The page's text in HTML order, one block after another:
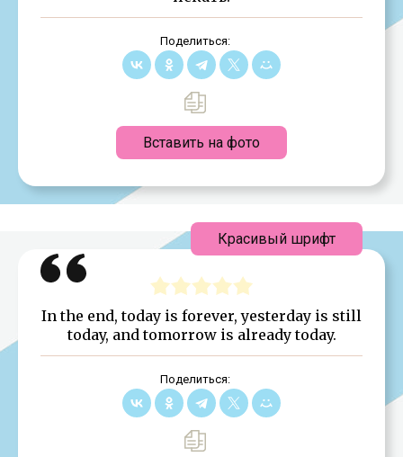
Поделиться:
Вставить на фото
In the end, today is forever, yesterday is still
today, and tomorrow is already today.
Поделиться:
Красивый шрифт